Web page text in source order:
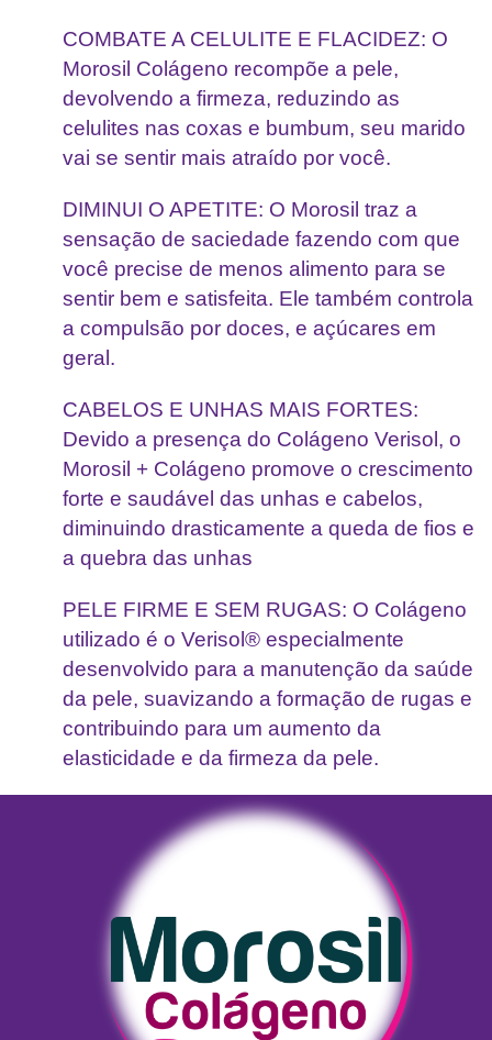
COMBATE A CELULITE E FLACIDEZ: O
Morosil Colágeno recompõe a pele,
devolvendo a firmeza, reduzindo as
celulites nas coxas e bumbum, seu marido
vai se sentir mais atraído por você.
DIMINUI O APETITE: O Morosil traz a
sensação de saciedade fazendo com que
você precise de menos alimento para se
sentir bem e satisfeita. Ele também controla
a compulsão por doces, e açúcares em
geral.
CABELOS E UNHAS MAIS FORTES:
Devido a presença do Colágeno Verisol, o
Morosil + Colágeno promove o crescimento
forte e saudável das unhas e cabelos,
diminuindo drasticamente a queda de fios e
a quebra das unhas
PELE FIRME E SEM RUGAS: O Colágeno
utilizado é o Verisol® especialmente
desenvolvido para a manutenção da saúde
da pele, suavizando a formação de rugas e
contribuindo para um aumento da
elasticidade e da firmeza da pele.